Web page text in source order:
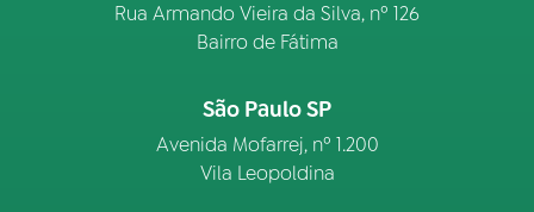
Rua Armando Vieira da Silva, nº 126
Bairro de Fátima
São Paulo SP
Avenida Mofarrej, nº 1.200
Vila Leopoldina